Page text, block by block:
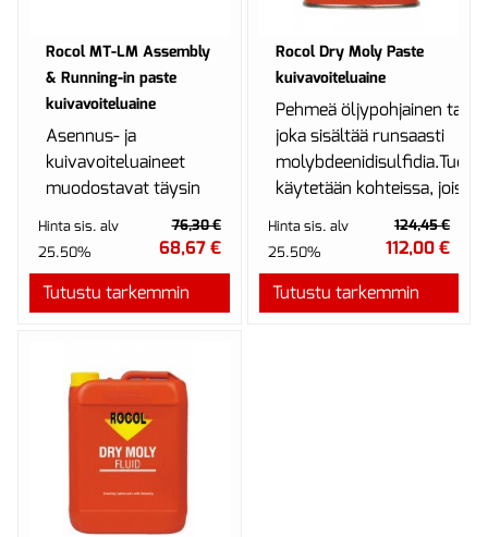
Rocol MT-LM Assembly
& Running-in paste
kuivavoiteluaine
Asennus- ja
kuivavoiteluaineet
muodostavat täysin
tai lähes kuivan
MoS2 (moly)-kalvon,
poikkeuksellisen
kork...
Hinta sis. alv
25.50%
76,30 €
68,67 €
Tutustu tarkemmin
Rocol Dry Moly Paste
kuivavoiteluaine
Pehmeä öljypohjainen
joka sisältää runsaasti
käytetään kohteissa, joissa
normaalit...
Hinta sis. alv
25.50%
124,45 €
112,00 €
Tutustu tarkemmin